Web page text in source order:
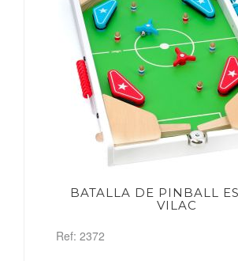
BATALLA DE PINBALL
VILAC
Ref: 2372